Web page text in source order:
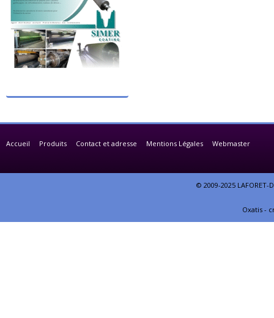
Accueil Produits Contact et adresse Mentions Légales Webmaster
© 2009-2025 LAFORET-
Oxatis -